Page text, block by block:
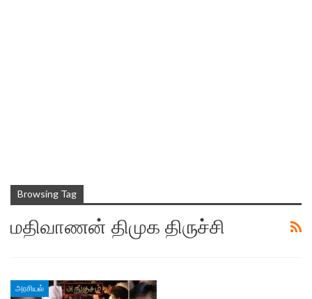
Browsing Tag
மதிவாணன் திமுக திருச்சி
அரசியல்